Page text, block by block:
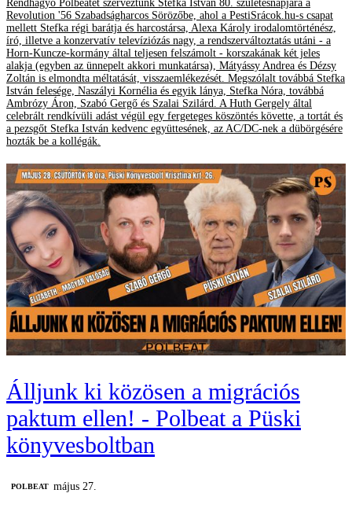
Rendhagyó Polbeatet szerveztünk Stefka István 80. születésnapjára a
Revolution '56 Szabadságharcos Sörözőbe, ahol a PestiSrácok.hu-s csapat
mellett Stefka régi barátja és harcostársa, Alexa Károly irodalomtörténész,
író, illetve a konzervatív televíziózás nagy, a rendszerváltoztatás utáni - a
Horn-Kuncze-kormány által teljesen felszámolt - korszakának két jeles
alakja (egyben az ünnepelt akkori munkatársa), Mátyássy Andrea és Dézsy
Zoltán is elmondta méltatását, visszaemlékezését. Megszólalt továbbá Stefka
István felesége, Naszályi Kornélia és egyik lánya, Stefka Nóra, továbbá
Ambrózy Áron, Szabó Gergő és Szalai Szilárd. A Huth Gergely által
celebrált rendkívüli adást végül egy fergeteges köszöntés követte, a tortát és
a pezsgőt Stefka István kedvenc együttesének, az AC/DC-nek a dübörgésére
hozták be a kollégák.
Álljunk ki közösen a migrációs
paktum ellen! - Polbeat a Püski
könyvesboltban
‎POLBEAT május 27.